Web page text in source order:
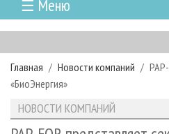
☰ Меню
ГЛАВНАЯ
РУБРИКИ И ТЕМЫ
РУБРИКИ ЖУРНАЛА
ЛЕСНОЕ ХОЗЯЙСТВО
ЛЕСОЗАГОТОВКА
НОВОСТИ
КАЛЕНДАРЬ СОБЫТИЙ
НОВОСТИ ЛПК
ПРОЕКТЫ ЛПИ
АНАЛИТИКА
АРХИВ
Главная Новости компаний
«БиоЭнергия»
НОВОСТИ КОМПАНИЙ